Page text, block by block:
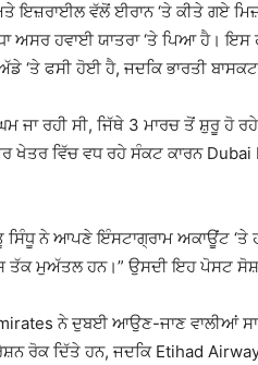
ਇਜ਼ਰਾਈਲ ਵੱਲੋਂ ਈਰਾਨ ‘ਤੇ ਕੀਤੇ ਗਏ
ਅਸਰ ਹਵਾਈ ਯਾਤਰਾ ‘ਤੇ ਪਿਆ ਹੈ। ਇਸ
‘ਤੇ ਫਸੀ ਹੋਈ ਹੈ, ਜਦਕਿ ਭਾਰਤੀ
ਜਾ ਰਹੀ ਸੀ, ਜਿੱਥੇ 3 ਮਾਰਚ ਤੋਂ ਸ਼ੁਰੂ ਹੋ ਰਹੇ
ਖੇਤਰ ਵਿੱਚ ਵਧ ਰਹੇ ਸੰਕਟ ਕਾਰਨ Dubai
ਸਿੰਧੂ ਨੇ ਆਪਣੇ ਇੰਸਟਾਗ੍ਰਾਮ ਅਕਾਊਂਟ ‘ਤੇ
ਤੱਕ ਮੁਅੱਤਲ ਹਨ।” ਉਸਦੀ ਇਹ ਪੋਸਟ
ਨੇ ਦੁਬਈ ਆਉਣ-ਜਾਣ ਵਾਲੀਆਂ
ਰੋਕ ਦਿੱਤੇ ਹਨ, ਜਦਕਿ Etihad